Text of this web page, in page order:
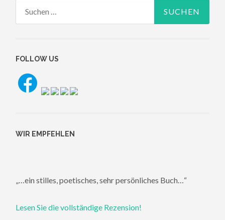
FOLLOW US
WIR EMPFEHLEN
„…ein stilles, poetisches, sehr persönliches Buch…“
Lesen Sie die vollständige Rezension!